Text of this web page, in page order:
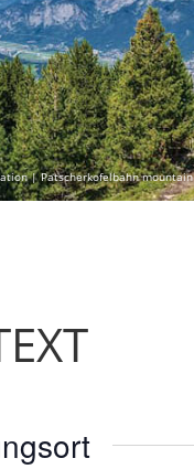
| Patscherkofelbahn